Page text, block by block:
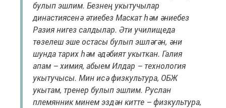
булып эшлим. Безнең укытучылар
династиясенә әтиебез Маскат һәм әниебез
Разия нигез салдылар. Әти училищеда
төзелеш эше остасы булып эшләгән, әни
шунда тарих һәм әдәбият укыткан. Галия
апам – химия, абыем Илдар – технология
укытучысы. Мин исә физкультура, ОБЖ
укытам, тренер булып эшлим. Руслан
племянник минем эздән китте – физкультура,